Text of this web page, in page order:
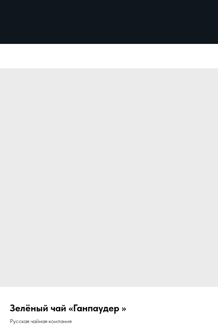
Зелёный чай «Ганпаудер »
Русская чайная компания